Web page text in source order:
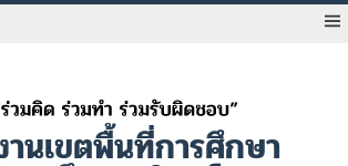
นเขตพื้นที่การศึกษา